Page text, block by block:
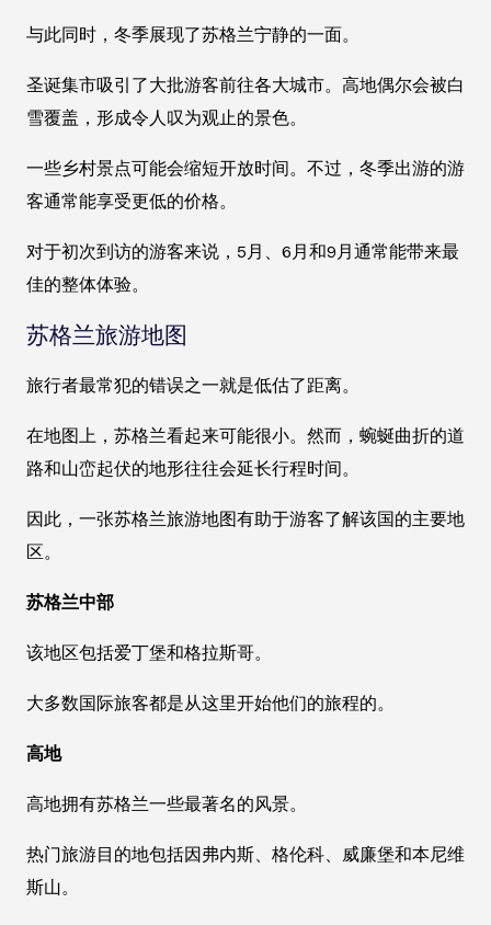
与此同时，冬季展现了苏格兰宁静的一面。
圣诞集市吸引了大批游客前往各大城市。高地偶尔会被白
雪覆盖，形成令人叹为观止的景色。
一些乡村景点可能会缩短开放时间。不过，冬季出游的游
客通常能享受更低的价格。
对于初次到访的游客来说，5月、6月和9月通常能带来最
佳的整体体验。
苏格兰旅游地图
旅行者最常犯的错误之一就是低估了距离。
在地图上，苏格兰看起来可能很小。然而，蜿蜒曲折的道
路和山峦起伏的地形往往会延长行程时间。
因此，一张苏格兰旅游地图有助于游客了解该国的主要地
区。
苏格兰中部
该地区包括爱丁堡和格拉斯哥。
大多数国际旅客都是从这里开始他们的旅程的。
高地
高地拥有苏格兰一些最著名的风景。
热门旅游目的地包括因弗内斯、格伦科、威廉堡和本尼维
斯山。